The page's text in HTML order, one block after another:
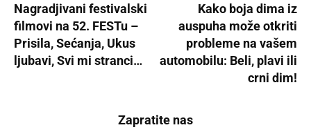
Nagradjivani festivalski
filmovi na 52. FESTu –
Prisila, Sećanja, Ukus
ljubavi, Svi mi stranci…
Kako boja dima iz
auspuha može otkriti
probleme na vašem
automobilu: Beli, plavi ili
crni dim!
Zapratite nas